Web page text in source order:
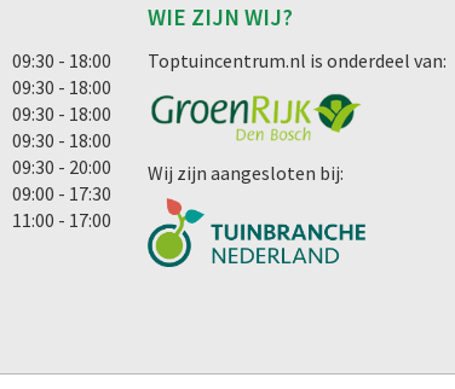
09:30 - 18:00
09:30 - 18:00
09:30 - 18:00
09:30 - 18:00
09:30 - 20:00
09:00 - 17:30
11:00 - 17:00
WIE ZIJN WIJ?
Toptuincentrum.nl is onderdeel van:
Wij zijn aangesloten bij: